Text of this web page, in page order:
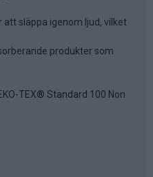
släppa igenom ljud, vilket
produkter som
TEX® Standard 100 Non